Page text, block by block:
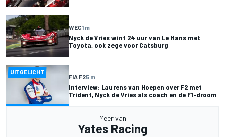
WEC1 m
Nyck de Vries wint 24 uur van Le Mans met
Toyota, ook zege voor Catsburg
UITGELICHT
FIA F25 m
Interview: Laurens van Hoepen over F2 met
Trident, Nyck de Vries als coach en de F1-droom
Meer van
Yates Racing